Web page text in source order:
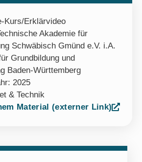
Kurs/Erklärvideo
Akademie für
Schwäbisch Gmünd e.V. i.A.
Grundbildung und
Baden-Württemberg
2025
& Technik
Material (externer Link)